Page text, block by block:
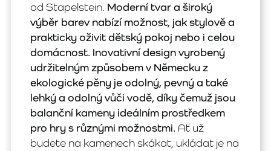
od Stapelstein. Moderní tvar a široký
výběr barev nabízí možnost, jak stylově a
prakticky oživit dětský pokoj nebo i celou
domácnost. Inovativní design vyrobený
udržitelným způsobem v Německu z
ekologické pěny je odolný, pevný a také
lehký a odolný vůči vodě, díky čemuž jsou
balanční kameny ideálním prostředkem
pro hry s různými možnostmi. Ať už
budete na kamenech skákat, ukládat je na